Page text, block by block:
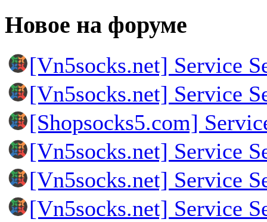
Новое на форуме
[Vn5socks.net] Service
[Vn5socks.net] Service
[Shopsocks5.com]
[Vn5socks.net] Service
[Vn5socks.net] Service
[Vn5socks.net] Service